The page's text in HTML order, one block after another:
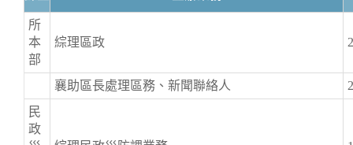
所
本
部
綜理區政
襄助區長處理區務、新聞聯絡人
民
政